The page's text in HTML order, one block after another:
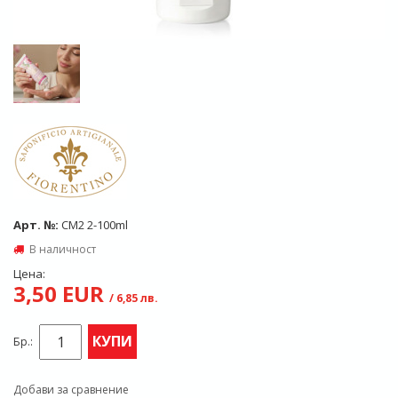
Арт. №: CM2 2-100ml
В наличност
Цена:
3,50 EUR / 6,85 лв.
Бр.: КУПИ
Добави за сравнение